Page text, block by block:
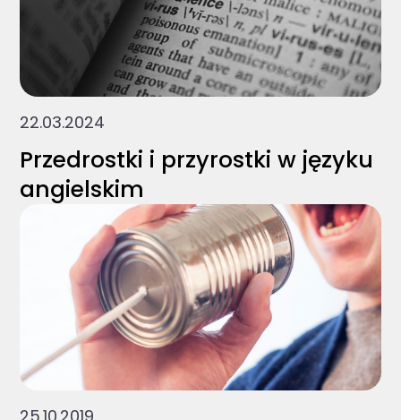
22.03.2024
Przedrostki i przyrostki w języku
angielskim